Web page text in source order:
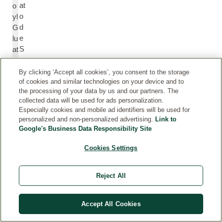
o
yl
G
lu
at
a
at
o
d
e
S
o
di
o
A
c
s
s
e
By clicking ‘Accept all cookies’, you consent to the storage
of cookies and similar technologies on your device and to
the processing of your data by us and our partners. The
collected data will be used for ads personalization.
Especially cookies and mobile ad identifiers will be used for
personalized and non-personalized advertising. Link to
Google's Business Data Responsibility Site
Cookies Settings
Reject All
Accept All Cookies